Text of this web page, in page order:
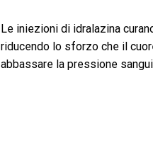
Le iniezioni di idralazina
riducendo lo sforzo che il
abbassare la pressione